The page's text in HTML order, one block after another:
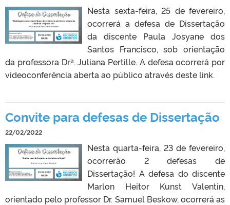
Nesta sexta-feira, 25 de fevereiro,
ocorrerá a defesa de Dissertação
da discente Paula Josyane dos
Santos Francisco, sob orientação
da professora Drª. Juliana Pertille. A defesa ocorrerá por
videoconferência aberta ao público através deste link.
Convite para defesas de Dissertação
22/02/2022
Nesta quarta-feira, 23 de fevereiro,
ocorrerão 2 defesas de
Dissertação! A defesa do discente
Marlon Heitor Kunst Valentin,
orientado pelo professor Dr. Samuel Beskow, ocorrerá as